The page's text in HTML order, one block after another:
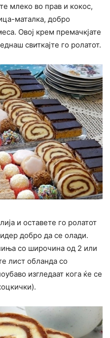
млеко во прав и кокос,
маталка, добро
Овој крем премачкјате
свиткајте го ролатот.
и оставете го ролатот
добро да се олади.
со широчина од 2 или
лист обланда со
изгледаат кога ќе се